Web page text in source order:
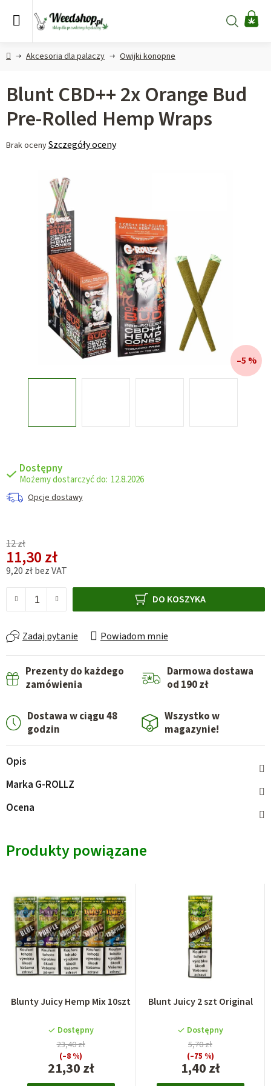
Szukaj
HomeAkcesoria dla palaczy Owijki konopne
Dostępny
12.8.2026
Opcje dostawy
12 zł
11,30 zł
9,20 zł bez VAT
DO KOSZYKA
Zadaj pytanie Powiadom mnie
Blunt CBD++ 2x Orange Bud
Pre-Rolled Hemp Wraps
Średnia
Brak ocenySzczegóły oceny
–5 %
Prezenty do każdego
zamówienia
Darmowa dostawa
od 190 zł
Dostawa w ciągu 48
godzin
Wszystko w
magazynie!
Opis
Marka G-ROLLZ
Ocena
Produkty powiązane
Blunty Juicy Hemp Mix 10szt
Dostępny
21,30 zł
23,40 zł
(–8 %)
Blunt Juicy 2 szt Original
Dostępny
1,40 zł
5,70 zł
(–75 %)